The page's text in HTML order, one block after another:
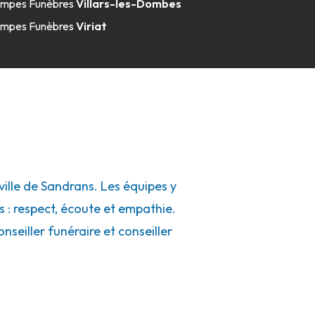
FunèbresVillars-les-Dombes
FunèbresViriat
de Sandrans. Les équipes y
respect, écoute et empathie.
funéraire et conseiller